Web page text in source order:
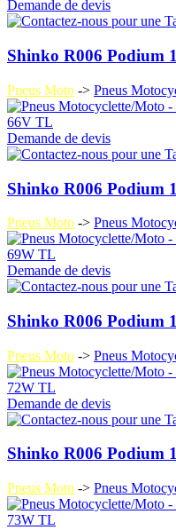
Demande de devis
Shinko R006 Podium
Pneus Moto -> Pneus
Demande de devis
Shinko R006 Podium
Pneus Moto -> Pneus
Demande de devis
Shinko R006 Podium
Pneus Moto -> Pneus
Demande de devis
Shinko R006 Podium
Pneus Moto -> Pneus